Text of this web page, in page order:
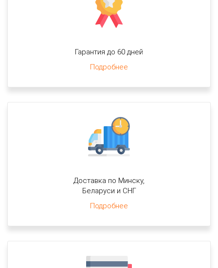
Гарантия до 60 дней
Подробнее
Доставка по Минску,
Беларуси и СНГ
Подробнее